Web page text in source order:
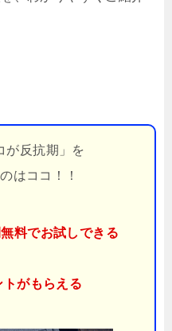
が反抗期」を
はココ！！
料でお試しできる
トがもらえる